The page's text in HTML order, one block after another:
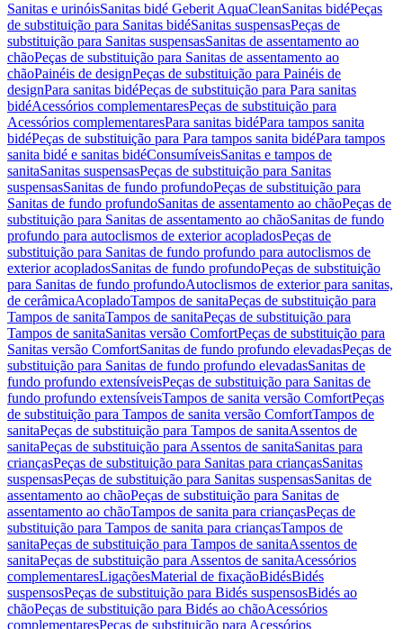
Sanitas e urinóisSanitas bidé Geberit AquaCleanSanitas bidéPeças
de substituição para Sanitas bidéSanitas suspensasPeças de
substituição para Sanitas suspensasSanitas de assentamento ao
chãoPeças de substituição para Sanitas de assentamento ao
chãoPainéis de designPeças de substituição para Painéis de
designPara sanitas bidéPeças de substituição para Para sanitas
bidéAcessórios complementaresPeças de substituição para
Acessórios complementaresPara sanitas bidéPara tampos sanita
bidéPeças de substituição para Para tampos sanita bidéPara tampos
sanita bidé e sanitas bidéConsumíveisSanitas e tampos de
sanitaSanitas suspensasPeças de substituição para Sanitas
suspensasSanitas de fundo profundoPeças de substituição para
Sanitas de fundo profundoSanitas de assentamento ao chãoPeças de
substituição para Sanitas de assentamento ao chãoSanitas de fundo
profundo para autoclismos de exterior acopladosPeças de
substituição para Sanitas de fundo profundo para autoclismos de
exterior acopladosSanitas de fundo profundoPeças de substituição
para Sanitas de fundo profundoAutoclismos de exterior para sanitas,
de cerâmicaAcopladoTampos de sanitaPeças de substituição para
Tampos de sanitaTampos de sanitaPeças de substituição para
Tampos de sanitaSanitas versão ComfortPeças de substituição para
Sanitas versão ComfortSanitas de fundo profundo elevadasPeças de
substituição para Sanitas de fundo profundo elevadasSanitas de
fundo profundo extensíveisPeças de substituição para Sanitas de
fundo profundo extensíveisTampos de sanita versão ComfortPeças
de substituição para Tampos de sanita versão ComfortTampos de
sanitaPeças de substituição para Tampos de sanitaAssentos de
sanitaPeças de substituição para Assentos de sanitaSanitas para
criançasPeças de substituição para Sanitas para criançasSanitas
suspensasPeças de substituição para Sanitas suspensasSanitas de
assentamento ao chãoPeças de substituição para Sanitas de
assentamento ao chãoTampos de sanita para criançasPeças de
substituição para Tampos de sanita para criançasTampos de
sanitaPeças de substituição para Tampos de sanitaAssentos de
sanitaPeças de substituição para Assentos de sanitaAcessórios
complementaresLigaçõesMaterial de fixaçãoBidésBidés
suspensosPeças de substituição para Bidés suspensosBidés ao
chãoPeças de substituição para Bidés ao chãoAcessórios
complementaresPeças de substituição para Acessórios